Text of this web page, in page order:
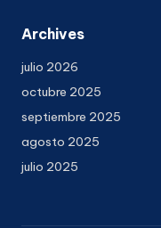
Archives
julio 2026
octubre 2025
septiembre 2025
agosto 2025
julio 2025